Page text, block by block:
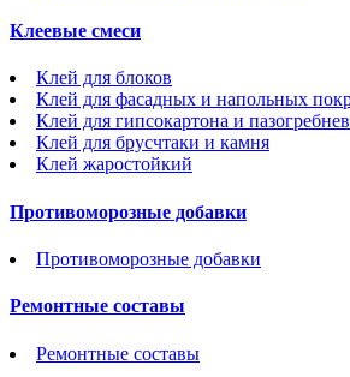
Клеевые смеси
Клей для блоков
Клей для фасадных и напольных
Клей для гипсокартона и
Клей для брусчтаки и камня
Клей жаростойкий
Противоморозные добавки
Противоморозные добавки
Ремонтные составы
Ремонтные составы